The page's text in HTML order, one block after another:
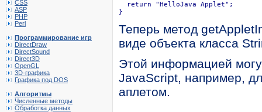
CSS
ASP
PHP
Perl
Программирование игр
DirectDraw
DirectSound
Direct3D
OpenGL
3D-графика
Графика под DOS
Алгоритмы
Численные методы
Обработка данных
  return "HelloJava Applet";
}
Теперь метод
виде объекта класса
Этой информацией
JavaScript, например,
аплетом.